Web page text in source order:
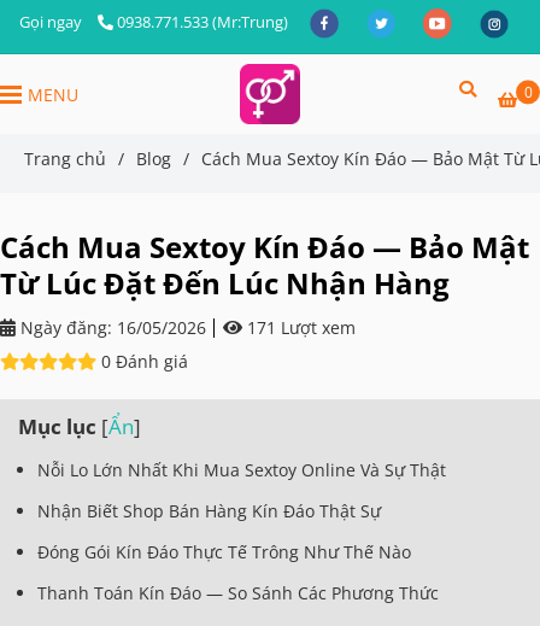
Gọi ngay 0938.771.533 (Mr:Trung)
0
MENU
Trang chủ / Blog / Cách Mua Sextoy Kín Đáo — Bảo Mật Từ
Cách Mua Sextoy Kín Đáo — Bảo Mật
Từ Lúc Đặt Đến Lúc Nhận Hàng
Ngày đăng: 16/05/2026
171 Lượt xem
0 Đánh giá
Mục lục [Ẩn]
Nỗi Lo Lớn Nhất Khi Mua Sextoy Online Và Sự Thật
Nhận Biết Shop Bán Hàng Kín Đáo Thật Sự
Đóng Gói Kín Đáo Thực Tế Trông Như Thế Nào
Thanh Toán Kín Đáo — So Sánh Các Phương Thức